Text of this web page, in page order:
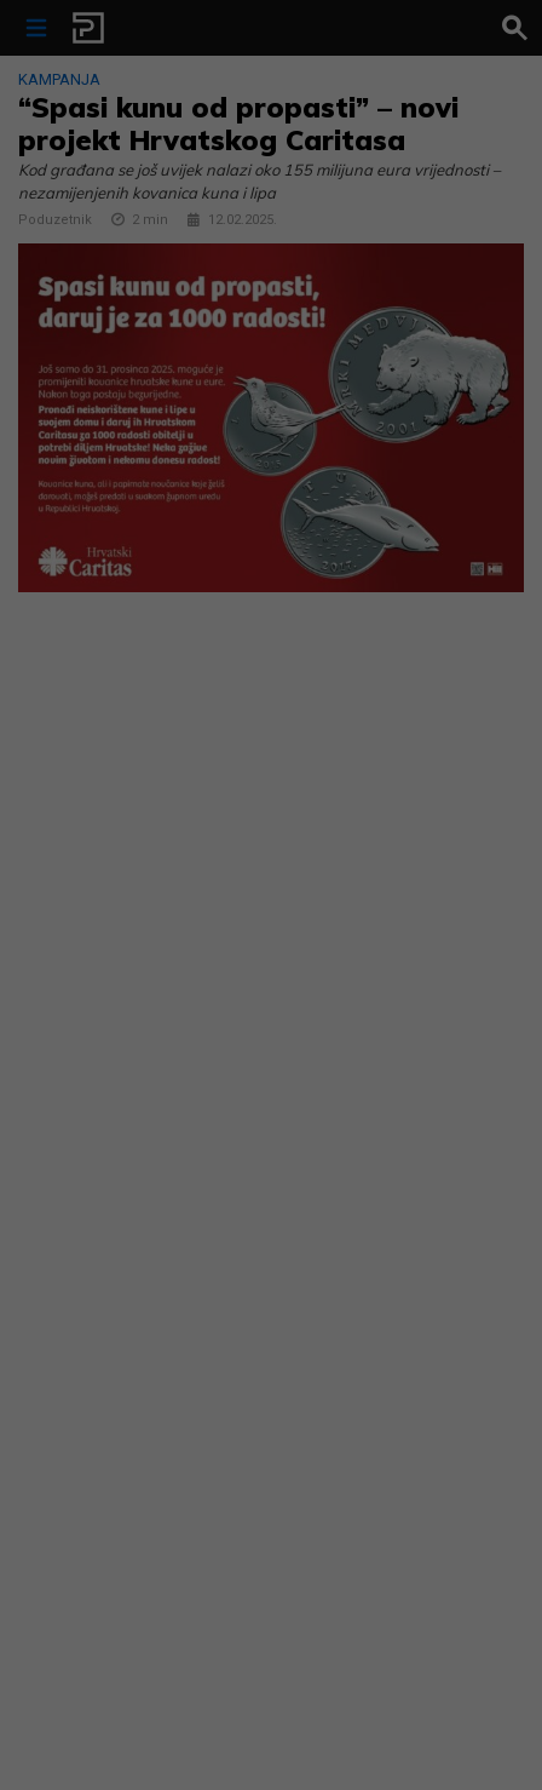
Skip to content
KAMPANJA
“Spasi kunu od propasti” – novi
projekt Hrvatskog Caritasa
Kod građana se još uvijek nalazi oko 155 milijuna eura vrijednosti –
nezamijenjenih kovanica kuna i lipa
Poduzetnik 2 min 12.02.2025.